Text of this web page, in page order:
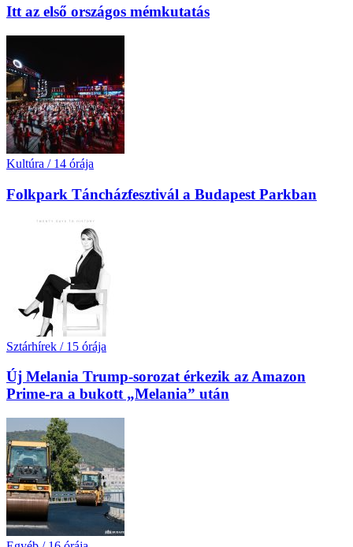
Itt az első országos mémkutatás
Kultúra / 14 órája
Folkpark Táncházfesztivál a Budapest Parkban
Sztárhírek / 15 órája
Új Melania Trump-sorozat érkezik az Amazon
Prime-ra a bukott „Melania” után